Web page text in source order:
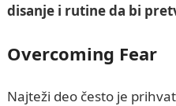
disanje i rutine da bi
Overcoming Fear
Najteži deo često je